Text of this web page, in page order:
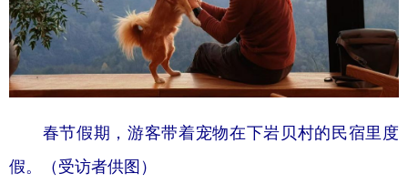
四川 贵州
陕西 甘肃 青海 宁夏
新疆 内蒙古 黑龙江
春节假期，游客带着宠物在下岩贝村的民宿里度
假。（受访者供图）